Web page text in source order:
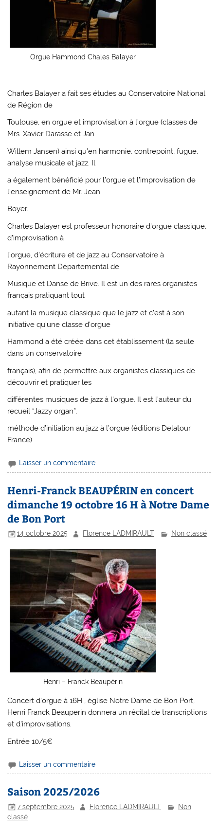
Orgue Hammond Chales Balayer
Charles Balayer a fait ses études au Conservatoire National
de Région de
Toulouse, en orgue et improvisation à l’orgue (classes de
Mrs. Xavier Darasse et Jan
Willem Jansen) ainsi qu’en harmonie, contrepoint, fugue,
analyse musicale et jazz. Il
a également bénéficié pour l’orgue et l’improvisation de
l’enseignement de Mr. Jean
Boyer.
Charles Balayer est professeur honoraire d’orgue classique,
d’improvisation à
l’orgue, d’écriture et de jazz au Conservatoire à
Rayonnement Départemental de
Musique et Danse de Brive. Il est un des rares organistes
français pratiquant tout
autant la musique classique que le jazz et c’est à son
initiative qu’une classe d’orgue
Hammond a été créée dans cet établissement (la seule
dans un conservatoire
français), afin de permettre aux organistes classiques de
découvrir et pratiquer les
différentes musiques de jazz à l’orgue. Il est l’auteur du
recueil “Jazzy organ”,
méthode d’initiation au jazz à l’orgue (éditions Delatour
France)
Laisser un commentaire
Henri-Franck BEAUPÉRIN en concert
dimanche 19 octobre 16 H à Notre Dame
de Bon Port
14 octobre 2025 Florence LADMIRAULT Non classé
Henri – Franck Beaupérin
Concert d’orgue à 16H , église Notre Dame de Bon Port,
Henri Franck Beauperin donnera un récital de transcriptions
et d’improvisations.
Entrée 10/5€
Laisser un commentaire
Saison 2025/2026
7 septembre 2025 Florence LADMIRAULT
Non
classé